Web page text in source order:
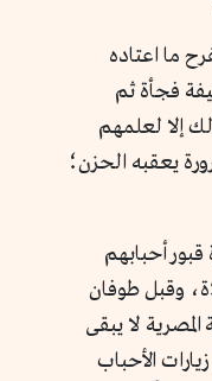
ما اعتاده
فجأة ثم
إلا لعلمهم
يعقبه الحزن؛
أحبابهم
وقبل طوفان
المصرية لا يبقى
الأحباب